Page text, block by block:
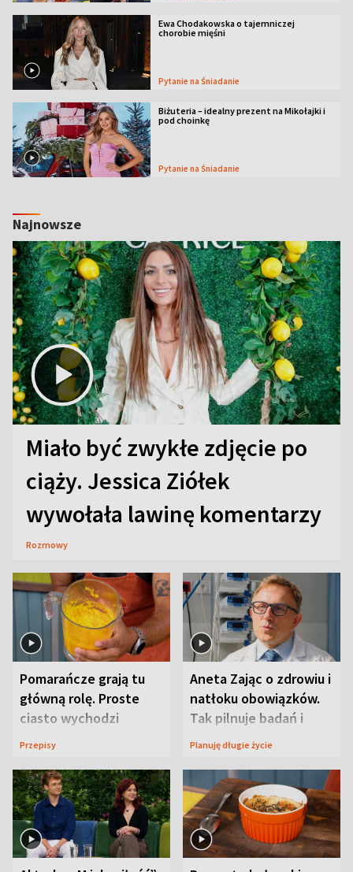
Ewa Chodakowska o tajemniczej
chorobie mięśni
Pytanie na Śniadanie
Biżuteria – idealny prezent na Mikołajki i
pod choinkę
Pytanie na Śniadanie
Najnowsze
Miało być zwykłe zdjęcie po
ciąży. Jessica Ziółek
wywołała lawinę komentarzy
Rozmowy
Pomarańcze grają tu
główną rolę. Proste
ciasto wychodzi
wyjątkowo wilgotne
Przepisy
Aneta Zając o zdrowiu i
natłoku obowiązków.
Tak pilnuje badań i
wizyt
Planuję długie życie